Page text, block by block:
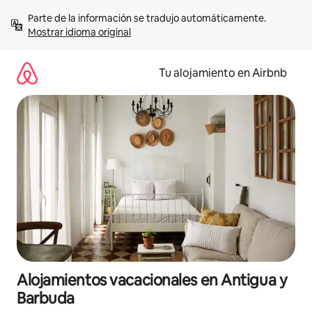
contenidoMostrar idioma original
Tu alojamiento en Airbnb
Alojamientos vacacionales en Antigua y
Barbuda